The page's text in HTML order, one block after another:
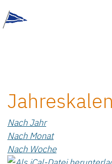
Nach Jahr
Nach Monat
Nach Woche